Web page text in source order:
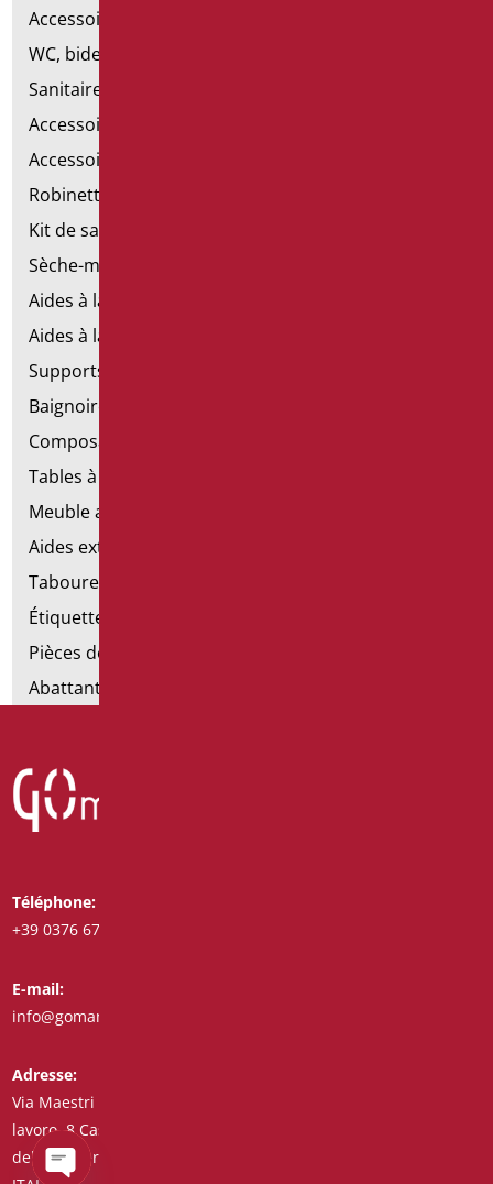
Accessoires pour lavabo
WC, bidet et pack WC
Sanitaires spéciaux
Accessoires pour cuvette
Accessoires pour la salle de bain
Robinetterie
Kit de salle de bains standard
Sèche-mains électriques
Aides à la salle de bains d'émergence
Aides à la salle de bains en acier inoxydable
Supports de fixation pour les murs en placoplâtre
Baignoires avec porte
Composants de la main courante
Tables à langer
Meuble avec chaise pour salle de bains
Aides extractibles pour la salle de bains
Tabourets de douche
Étiquettes de salle de bain
Pièces détachées et petites pièces
Abattants et rehausses de toilettes
Téléphone:
+39 0376 671780
E-mail:
info@goman.it
Adresse:
Via Maestri del
lavoro, 8 Castiglione
delle Stiviere 46043